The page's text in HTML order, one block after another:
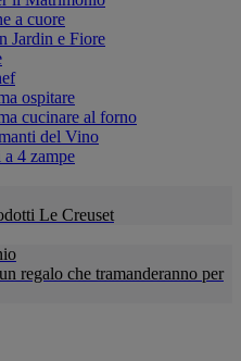
a cuore
Jardin e Fiore
ospitare
cucinare al forno
del Vino
4 zampe
Le Creuset
regalo che tramanderanno per